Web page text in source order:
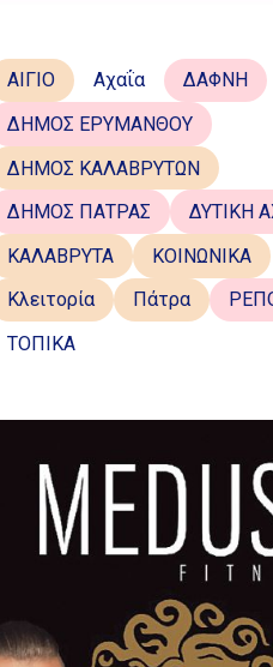
ΑΙΓΙΟ Αχαΐα
ΔΑΦΝΗ
ΔΗΜΟΣ ΕΡΥΜΑΝΘΟΥ
ΔΗΜΟΣ ΚΑΛΑΒΡΥΤΩΝ
ΔΗΜΟΣ ΠΑΤΡΑΣ
ΔΥΤΙΚΗ
ΚΑΛΑΒΡΥΤΑ
ΚΟΙΝΩΝΙΚΑ
Κλειτορία
Πάτρα
ΤΟΠΙΚΑ